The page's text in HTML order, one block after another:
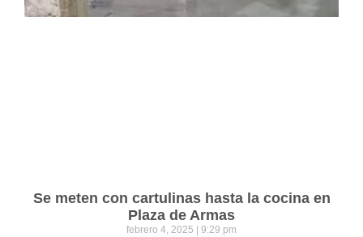
Se meten con cartulinas hasta la cocina en
Plaza de Armas
febrero 4, 2025 9:29 pm